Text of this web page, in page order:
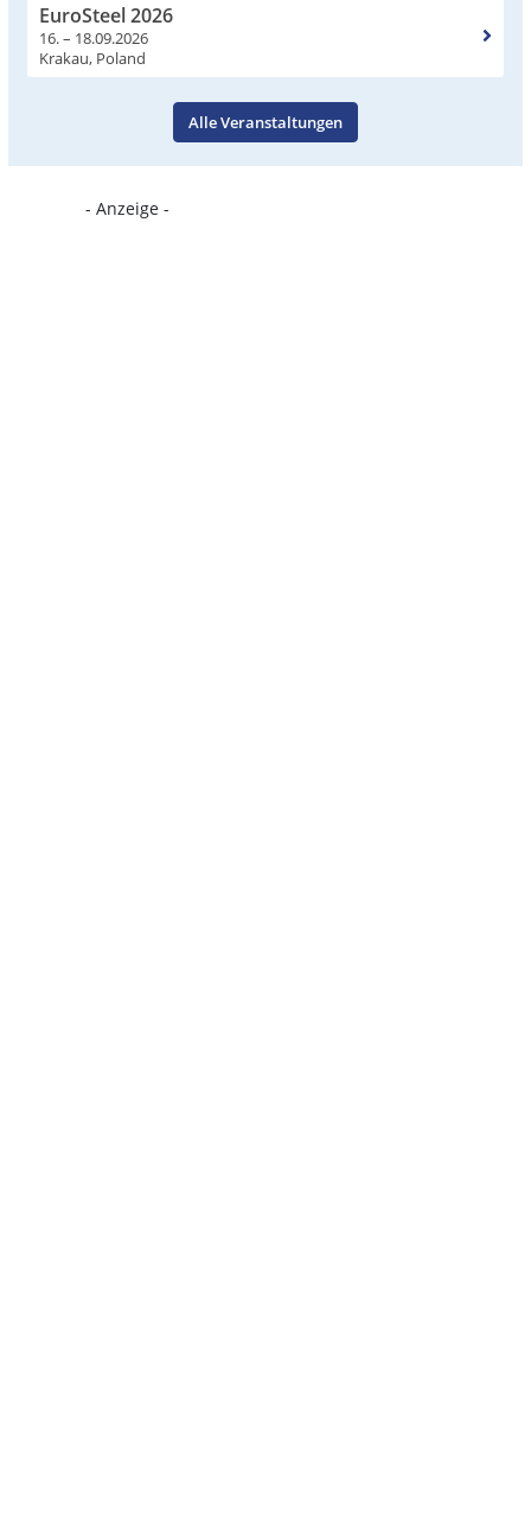
EuroSteel 2026
16. – 18.09.2026
Krakau, Poland
Alle Veranstaltungen
- Anzeige -